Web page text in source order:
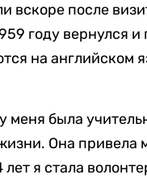
вскоре после
году вернулся
на английском
меня была
Она привела
лет я стала